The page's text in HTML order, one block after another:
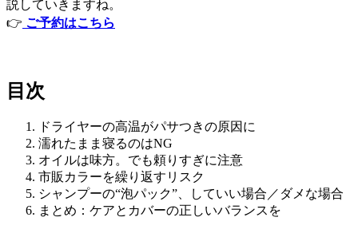
説していきますね。
👉 ご予約はこちら
目次
ドライヤーの高温がパサつきの原因に
濡れたまま寝るのはNG
オイルは味方。でも頼りすぎに注意
市販カラーを繰り返すリスク
シャンプーの“泡パック”、していい場合／ダメな場合
まとめ：ケアとカバーの正しいバランスを